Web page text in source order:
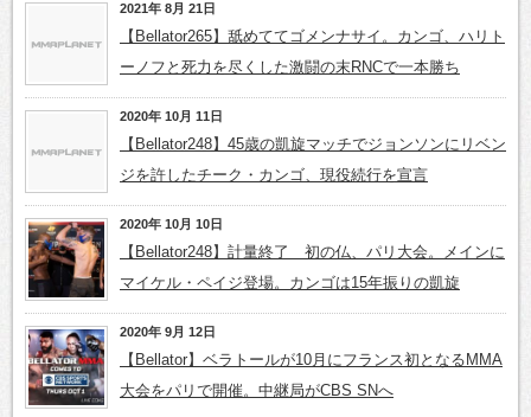
2021年 8月 21日
【Bellator265】舐めててゴメンナサイ。カンゴ、ハリト
ーノフと死力を尽くした激闘の末RNCで一本勝ち
2020年 10月 11日
【Bellator248】45歳の凱旋マッチでジョンソンにリベン
ジを許したチーク・カンゴ、現役続行を宣言
2020年 10月 10日
【Bellator248】計量終了 初の仏、パリ大会。メインに
マイケル・ペイジ登場。カンゴは15年振りの凱旋
2020年 9月 12日
【Bellator】ベラトールが10月にフランス初となるMMA
大会をパリで開催。中継局がCBS SNへ